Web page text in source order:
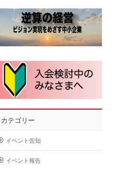
カテゴリー
イベント告知
イベント報告